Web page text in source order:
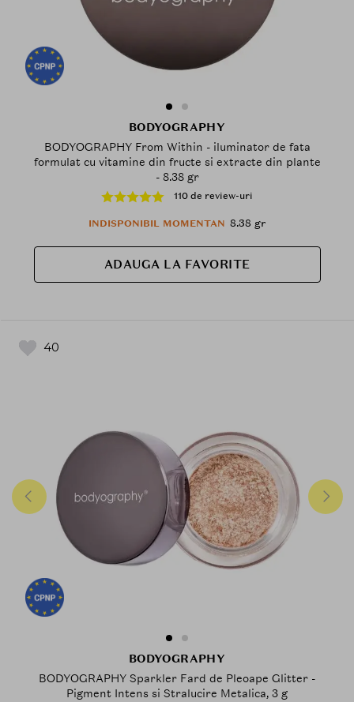
BODYOGRAPHY
BODYOGRAPHY From Within - iluminator de fata
formulat cu vitamine din fructe si extracte din plante
- 8.38 gr
110 de review-uri
INDISPONIBIL MOMENTAN 8.38 gr
ADAUGA LA FAVORITE
40
BODYOGRAPHY
BODYOGRAPHY Sparkler Fard de Pleoape Glitter -
Pigment Intens si Stralucire Metalica, 3 g